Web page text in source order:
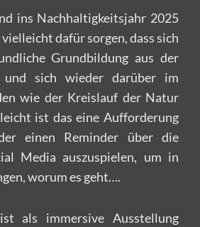
ins Nachhaltigkeitsjahr 2025
dafür sorgen, dass sich
Grundbildung aus der
und sich wieder darüber im
wie der Kreislauf der Natur
ist das eine Aufforderung
einen Reminder über die
Media auszuspielen, um in
worum es geht….
als immersive Ausstellung